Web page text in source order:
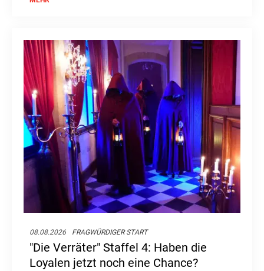
08.08.2026 FRAGWÜRDIGER START
"Die Verräter" Staffel 4: Haben die
Loyalen jetzt noch eine Chance?